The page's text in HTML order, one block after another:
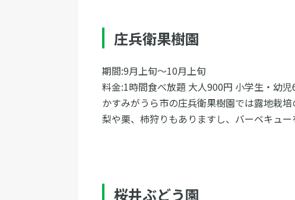
庄兵衛果樹園
期間:9月上旬〜10月上旬
料金:1時間食べ放題 大人900円 小学生・幼児
かすみがうら市の庄兵衛果樹園では露地栽
梨や栗、柿狩りもありますし、バーベキュー
桜井ぶどう園